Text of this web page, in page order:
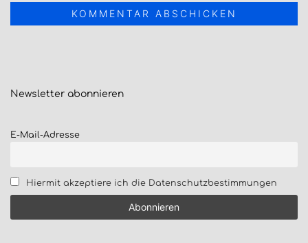
Newsletter abonnieren
E-Mail-Adresse
Hiermit akzeptiere ich die Datenschutzbestimmungen